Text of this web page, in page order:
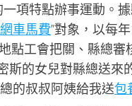
項特點辦事運動。
車馬費”對象，以每
點工會把關、縣總
的女兒對縣總送來
的叔叔阿姨給我送包